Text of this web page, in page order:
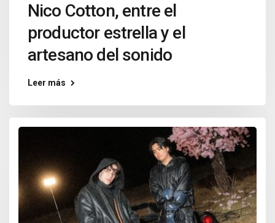
Nico Cotton, entre el
productor estrella y el
artesano del sonido
Leer más